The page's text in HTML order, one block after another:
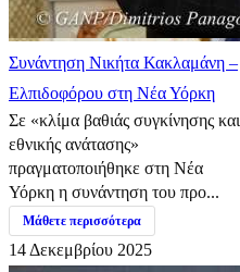
Συνάντηση Νικήτα Κακλαμάνη –
Ελπιδοφόρου στη Νέα Υόρκη
Σε «κλίμα βαθιάς συγκίνησης και
εθνικής ανάτασης»
πραγματοποιήθηκε στη Νέα
Υόρκη η συνάντηση του προ...
Μάθετε περισσότερα
14 Δεκεμβρίου 2025